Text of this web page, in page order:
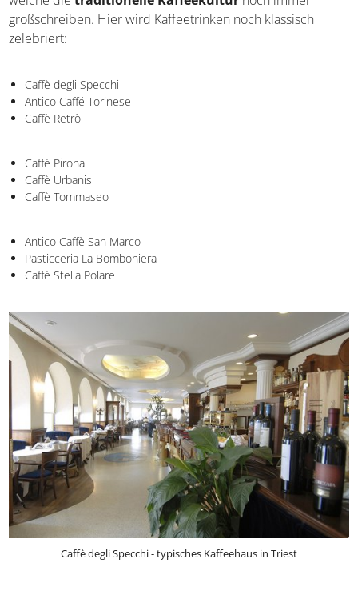
Auch heute gibt es zahlreiche Kaffeehäuser in der Stadt,
welche dietraditionelle Kaffeekulturnoch immer
großschreiben. Hier wird Kaffeetrinken noch klassisch
Caffè degli Specchi
Caffè Pirona
Antico Caffè San Marco